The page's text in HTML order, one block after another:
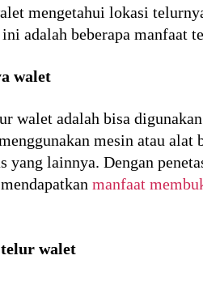
mengetahui lokasi
adalah beberapa manfaat
walet
walet adalah bisa
mesin atau
yang lainnya. Dengan
manfaat
walet